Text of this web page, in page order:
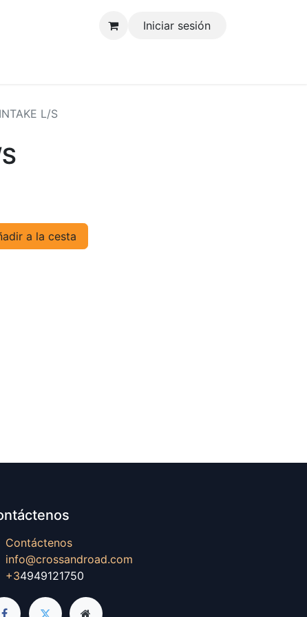
Iniciar sesión
L/S
a la cesta
Contáctenos
info@crossandroad.com
+34949121750